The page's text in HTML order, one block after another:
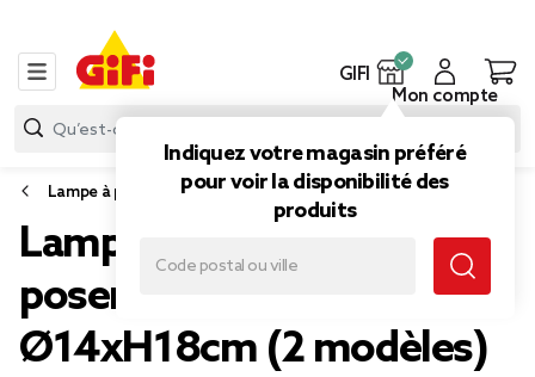
GIFI
Indiquez votre magasin préféré
pour voir la disponibilité des
produits
Mon compte
Lampe à poser
Lampe champignon à
poser en verre LED
Ø14xH18cm (2 modèles)